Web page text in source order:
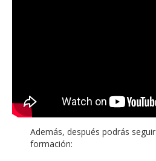
Además, después podrás
formación: